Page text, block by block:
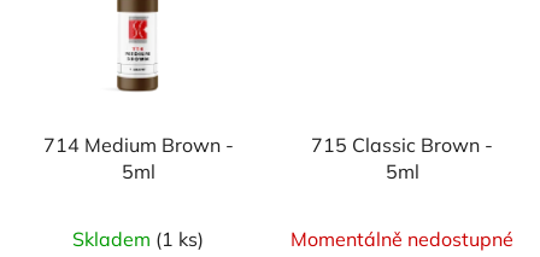
714 Medium Brown -
5ml
Skladem (1 ks)
715 Classic Brown -
5ml
Momentálně nedostupné